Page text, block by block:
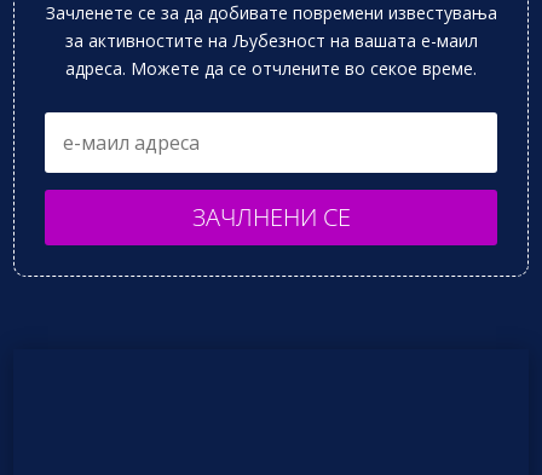
Зачленете се за да добивате повремени известувања
за активностите на Љубезност на вашата е-маил
адреса. Можете да се отчлените во секое време.
ЗАЧЛНЕНИ СЕ